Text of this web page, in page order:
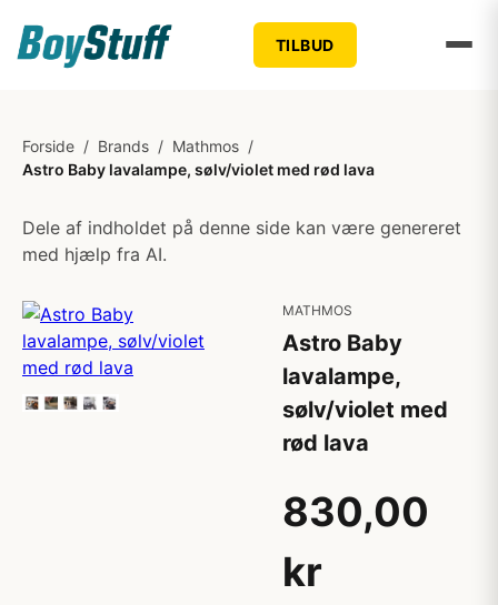
TILBUD
Forside / Brands / Mathmos /
Astro Baby lavalampe, sølv/violet med rød lava
Dele af indholdet på denne side kan være genereret
med hjælp fra AI.
MATHMOS
Astro Baby
lavalampe,
sølv/violet med
rød lava
830,00
kr